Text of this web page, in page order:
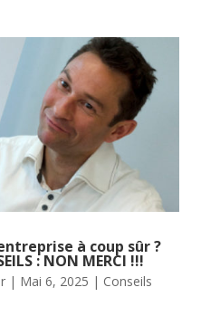
à coup sûr ?
: NON MERCI !!!
| Mai 6, 2025 | Conseils